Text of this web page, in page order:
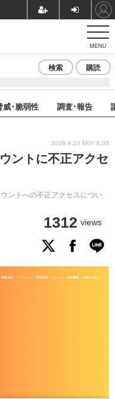
MENU
検索 購読
威･脆弱性 調査･報告
ントに不正アクセ
ントへの不正アクセスについ
1312 views
2026.4.20 Mon 8:05